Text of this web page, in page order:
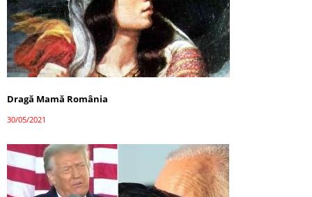
Dragă Mamă România
30/05/2021